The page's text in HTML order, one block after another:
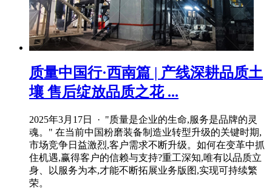
质量中国行·西南篇 | 产线深耕品质土
壤 售后绽放品质之花 ...
2025年3月17日 · "质量是企业的生命,服务是品牌的灵
魂。" 在当前中国粉磨装备制造业转型升级的关键时期,
市场竞争日益激烈,客户需求不断升级。如何在变革中抓
住机遇,赢得客户的信赖与支持?重工深知,唯有以品质立
身、以服务为本,才能不断拓展业务版图,实现可持续繁
荣。